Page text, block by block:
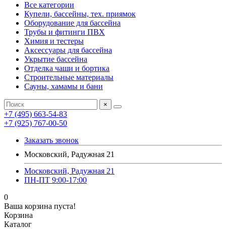
Все категории
Купели, бассейны, тех. приямок
Оборудование для бассейна
Трубы и фитинги ПВХ
Химия и тестеры
Аксессуары для бассейна
Укрытие бассейна
Отделка чаши и бортика
Строительные материалы
Сауны, хамамы и бани
×
+7 (495) 663-54-83
+7 (925) 767-00-50
Заказать звонок
Московский, Радужная 21
Московский, Радужная 21
ПН-ПТ 9:00-17:00
0
Ваша корзина пуста!
Корзина
Каталог